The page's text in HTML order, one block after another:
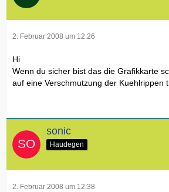
2. Februar 2008 um 12:26
Hi
Wenn du sicher bist das die Grafikkarte
auf eine Verschmutzung der Kuehlrippen
sonic
Haudegen
2. Februar 2008 um 12:38